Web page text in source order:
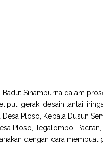
Sinampurna dalam
gerak, desain lantai,
Ploso, Kepala Dusun
Ploso, Tegalombo, Pacitan,
dengan cara membuat